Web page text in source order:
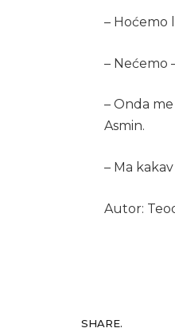
– Hoćemo
– Nećemo
– Onda
Asmin.
– Ma
Autor:
SHARE.